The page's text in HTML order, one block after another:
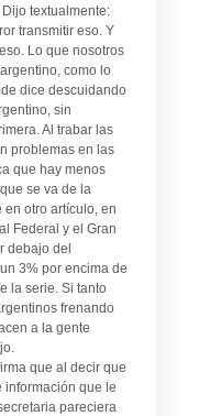
textualmente:
transmitir eso. Y
Lo que nosotros
como lo
dice descuidando
sin
Al trabar las
problemas en las
que hay menos
se va de la
otro artículo, en
Federal y el Gran
debajo del
3% por encima de
la serie. Si tanto
frenando
a la gente
que al decir que
información que le
pareciera